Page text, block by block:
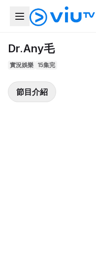
Dr.Any毛
實況娛樂 15集完
節目介紹